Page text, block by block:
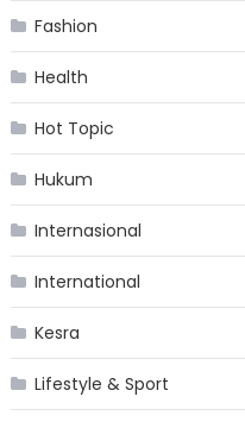
Fashion
Health
Hot Topic
Hukum
Internasional
International
Kesra
Lifestyle & Sport